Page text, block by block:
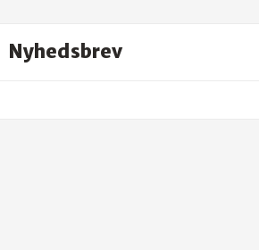
Nyhedsbrev